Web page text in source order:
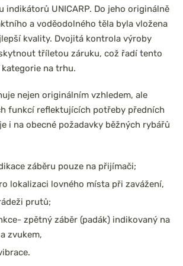
indikátorů UNICARP. Do jeho originálně
a voděodolného těla byla vložena
kvality. Dvojitá kontrola výroby
tříletou záruku, což řadí tento
na trhu.
nejen originálním vzhledem, ale
funkcí reflektujících potřeby předních
i na obecné požadavky běžných rybářů
záběru pouze na přijímači;
lokalizaci lovného místa při zavážení,
prutů;
zpětný záběr (padák) indikovaný na
zvukem,